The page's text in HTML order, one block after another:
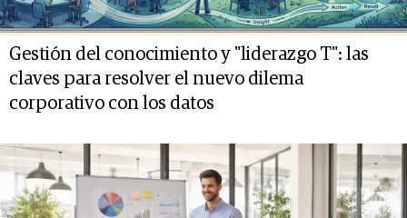
Gestión del conocimiento y "liderazgo T": las
claves para resolver el nuevo dilema
corporativo con los datos